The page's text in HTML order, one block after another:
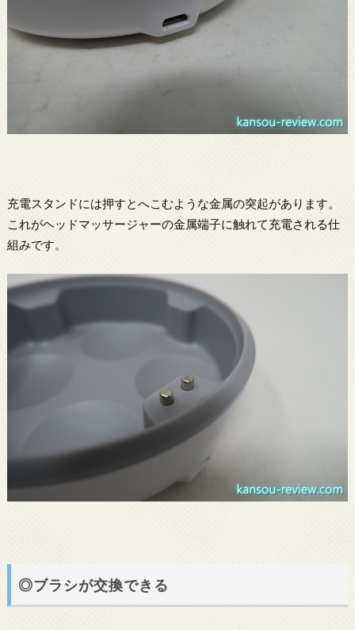
充電スタンドには押すとへこむような金属の突起があります。
これがヘッドマッサージャーの金属端子に触れて充電される仕
組みです。
◎ブラシが交換できる